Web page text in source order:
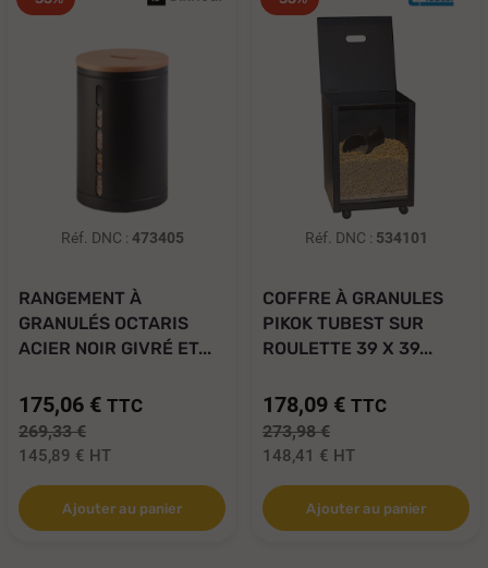
Réf. DNC : 473405
RANGEMENT À
GRANULÉS OCTARIS
ACIER NOIR GIVRÉ ET...
175,06 € TTC
269,33 €
145,89 € HT
Ajouter au panier
Réf. DNC : 534101
COFFRE À GRANULES
PIKOK TUBEST SUR
ROULETTE 39 X 39...
178,09 € TTC
273,98 €
148,41 € HT
Ajouter au panier